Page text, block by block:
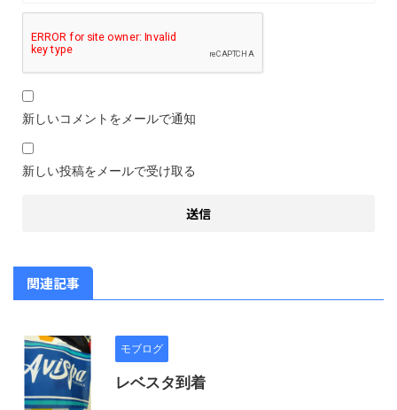
新しいコメントをメールで通知
新しい投稿をメールで受け取る
関連記事
モブログ
レベスタ到着